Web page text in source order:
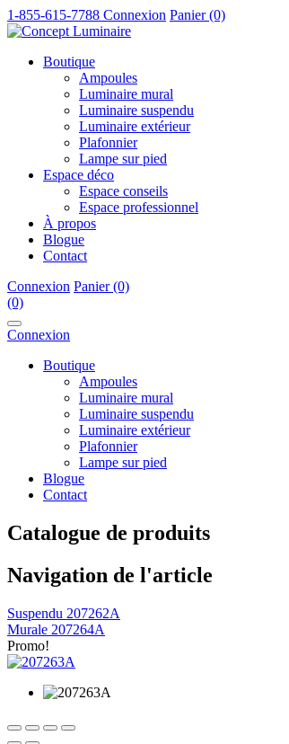
1-855-615-7788 Connexion Panier (0)
Boutique
Ampoules
Luminaire mural
Luminaire suspendu
Luminaire extérieur
Plafonnier
Lampe sur pied
Espace déco
Espace conseils
Espace professionnel
À propos
Blogue
Contact
Connexion Panier (0)
(0)
Connexion
Boutique
Ampoules
Luminaire mural
Luminaire suspendu
Luminaire extérieur
Plafonnier
Lampe sur pied
Blogue
Contact
Catalogue de produits
Navigation de l'article
Suspendu 207262A
Murale 207264A
Promo!